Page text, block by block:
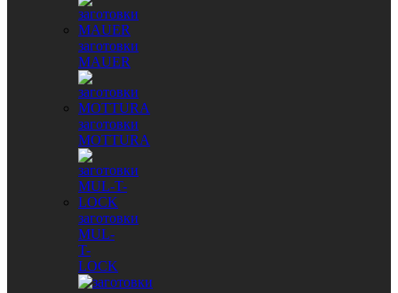
заготовки
MAUER
заготовки
MOTTURA
заготовки
MUL-
T-
LOCK